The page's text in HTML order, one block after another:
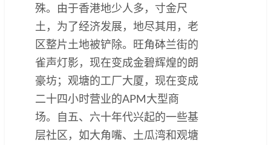
殊。由于香港地少人多，寸金尺
土，为了经济发展，地尽其用，老
区整片土地被铲除。旺角砵兰街的
雀声灯影，现在变成金碧辉煌的朗
豪坊；观塘的工厂大厦，现在变成
二十四小时营业的APM大型商
场。自五、六十年代兴起的一些基
层社区，如大角嘴、土瓜湾和观塘